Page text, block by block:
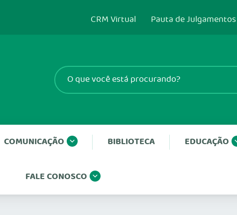
CRM Virtual Pauta de Julgamentos
COMUNICAÇÃO BIBLIOTECA EDUCAÇÃO
FALE CONOSCO